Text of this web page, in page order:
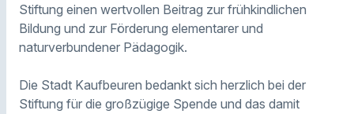
Stiftung einen wertvollen Beitrag zur frühkindlichen
Bildung und zur Förderung elementarer und
naturverbundener Pädagogik.
Die Stadt Kaufbeuren bedankt sich herzlich bei der
Stiftung für die großzügige Spende und das damit